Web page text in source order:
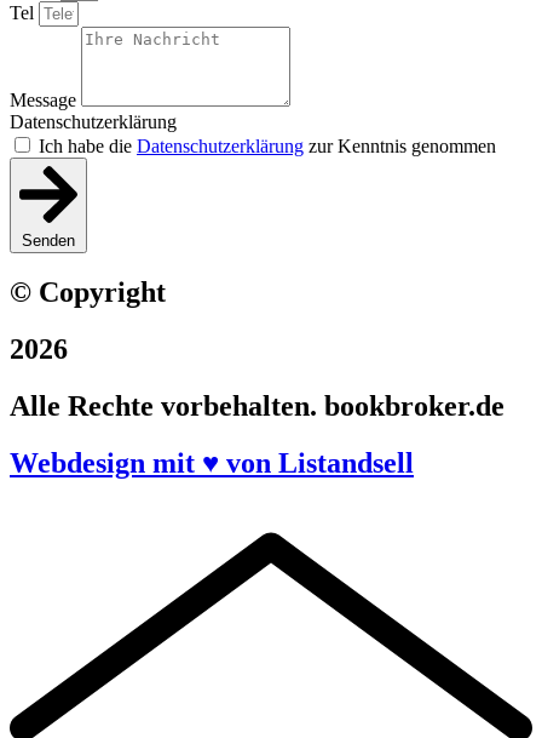
Tel
Message
Datenschutzerklärung
Ich habe die Datenschutzerklärung zur Kenntnis genommen
Senden
© Copyright
2026
Alle Rechte vorbehalten. bookbroker.de
Webdesign mit ♥ von Listandsell